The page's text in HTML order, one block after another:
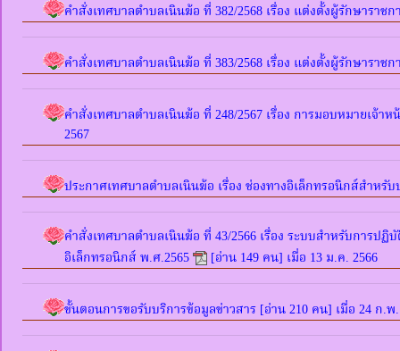
คำสั่งเทศบาลตำบลเนินฆ้อ ที่ 382/2568 เรื่อง แต่งตั้งผู้รักษาราช
คำสั่งเทศบาลตำบลเนินฆ้อ ที่ 383/2568 เรื่อง แต่งตั้งผู้รักษารา
คำสั่งเทศบาลตำบลเนินฆ้อ ที่ 248/2567 เรื่อง การมอบหมายเจ้า
2567
ประกาศเทศบาลตำบลเนินฆ้อ เรื่อง ช่องทางอิเล็กทรอนิกส์สำหรั
คำสั่งเทศบาลตำบลเนินฆ้อ ที่ 43/2566 เรื่อง ระบบสำหรับการป
อิเล็กทรอนิกส์ พ.ศ.2565
[อ่าน 149 คน] เมื่อ 13 ม.ค. 2566
ขั้นตอนการขอรับบริการข้อมูลข่าวสาร [อ่าน 210 คน] เมื่อ 24 ก.พ.